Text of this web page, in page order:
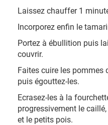
Laissez chauffer 1
Incorporez enfin le
Portez à ébullition puis
couvrir.
Faites cuire les pommes
puis égouttez-les.
Ecrasez-les à la
progressivement le
et le petits pois.